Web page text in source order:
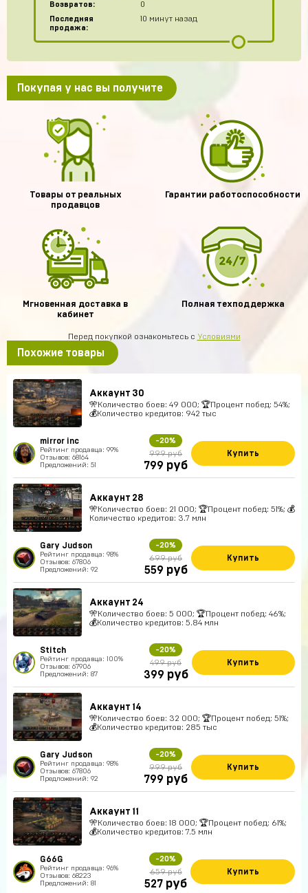
Возвратов:
0
Последняя
продажа:
10 минут назад
Покупая у нас вы получите
Товары от реальных
продавцов
Гарантии работоспособности
Мгновенная доставка в
кабинет
Полная техподдержка
Перед покупкой ознакомьтесь с Условиями
Похожие товары
Аккаунт 30
🎌Количество боев: 49 000; 🏆Процент побед: 54%;
💰Количество кредитов: 942 тыс
mirror inc
Рейтинг продавца: 99%
Отзывов: 68164
Предложений: 51
-20%
999 руб
799 руб
Купить
Аккаунт 28
🎌Количество боев: 21 000; 🏆Процент побед: 51%; 💰
Количество кредитов: 3.7 млн
Gary Judson
Рейтинг продавца: 98%
Отзывов: 67806
Предложений: 92
-20%
699 руб
559 руб
Купить
Аккаунт 24
🎌Количество боев: 5 000; 🏆Процент побед: 46%;
💰Количество кредитов: 5.84 млн
Stitch
Рейтинг продавца: 100%
Отзывов: 67906
Предложений: 87
-20%
499 руб
399 руб
Купить
Аккаунт 14
🎌Количество боев: 32 000; 🏆Процент побед: 51%;
💰Количество кредитов: 285 тыс
Gary Judson
Рейтинг продавца: 98%
Отзывов: 67806
Предложений: 92
-20%
999 руб
799 руб
Купить
Аккаунт 11
🎌Количество боев: 18 000; 🏆Процент побед: 61%;
💰Количество кредитов: 7.5 млн
G66G
Рейтинг продавца: 96%
Отзывов: 68223
Предложений: 81
-20%
659 руб
527 руб
Купить